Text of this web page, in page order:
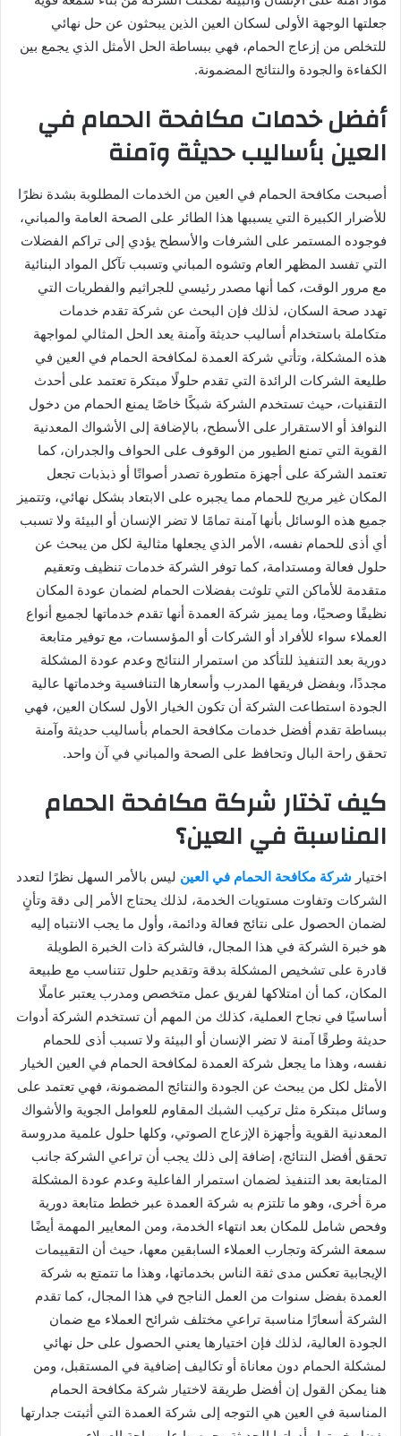
جعلتها الوجهة الأولى لسكان العين الذين يبحثون عن حل نهائي
للتخلص من إزعاج الحمام، فهي ببساطة الحل الأمثل الذي يجمع بين
الكفاءة والجودة والنتائج المضمونة.
أفضل خدمات مكافحة الحمام في
العين بأساليب حديثة وآمنة
أصبحت مكافحة الحمام في العين من الخدمات المطلوبة بشدة نظرًا
للأضرار الكبيرة التي يسببها هذا الطائر على الصحة العامة والمباني،
فوجوده المستمر على الشرفات والأسطح يؤدي إلى تراكم الفضلات
التي تفسد المظهر العام وتشوه المباني وتسبب تآكل المواد البنائية
مع مرور الوقت، كما أنها مصدر رئيسي للجراثيم والفطريات التي
تهدد صحة السكان، لذلك فإن البحث عن شركة تقدم خدمات
متكاملة باستخدام أساليب حديثة وآمنة يعد الحل المثالي لمواجهة
هذه المشكلة، وتأتي شركة العمدة لمكافحة الحمام في العين في
طليعة الشركات الرائدة التي تقدم حلولًا مبتكرة تعتمد على أحدث
التقنيات، حيث تستخدم الشركة شبكًا خاصًا يمنع الحمام من دخول
النوافذ أو الاستقرار على الأسطح، بالإضافة إلى الأشواك المعدنية
القوية التي تمنع الطيور من الوقوف على الحواف والجدران، كما
تعتمد الشركة على أجهزة متطورة تصدر أصواتًا أو ذبذبات تجعل
المكان غير مريح للحمام مما يجبره على الابتعاد بشكل نهائي، وتتميز
جميع هذه الوسائل بأنها آمنة تمامًا لا تضر الإنسان أو البيئة ولا تسبب
أي أذى للحمام نفسه، الأمر الذي يجعلها مثالية لكل من يبحث عن
حلول فعالة ومستدامة، كما توفر الشركة خدمات تنظيف وتعقيم
متقدمة للأماكن التي تلوثت بفضلات الحمام لضمان عودة المكان
نظيفًا وصحيًا، وما يميز شركة العمدة أنها تقدم خدماتها لجميع أنواع
العملاء سواء للأفراد أو الشركات أو المؤسسات، مع توفير متابعة
دورية بعد التنفيذ للتأكد من استمرار النتائج وعدم عودة المشكلة
مجددًا، وبفضل فريقها المدرب وأسعارها التنافسية وخدماتها عالية
الجودة استطاعت الشركة أن تكون الخيار الأول لسكان العين، فهي
ببساطة تقدم أفضل خدمات مكافحة الحمام بأساليب حديثة وآمنة
تحقق راحة البال وتحافظ على الصحة والمباني في آن واحد.
كيف تختار شركة مكافحة الحمام
المناسبة في العين؟
اختيار شركة مكافحة الحمام في العين ليس بالأمر السهل نظرًا لتعدد
الشركات وتفاوت مستويات الخدمة، لذلك يحتاج الأمر إلى دقة وتأنٍ
لضمان الحصول على نتائج فعالة ودائمة، وأول ما يجب الانتباه إليه
هو خبرة الشركة في هذا المجال، فالشركة ذات الخبرة الطويلة
قادرة على تشخيص المشكلة بدقة وتقديم حلول تتناسب مع طبيعة
المكان، كما أن امتلاكها لفريق عمل متخصص ومدرب يعتبر عاملًا
أساسيًا في نجاح العملية، كذلك من المهم أن تستخدم الشركة أدوات
حديثة وطرقًا آمنة لا تضر الإنسان أو البيئة ولا تسبب أذى للحمام
نفسه، وهذا ما يجعل شركة العمدة لمكافحة الحمام في العين الخيار
الأمثل لكل من يبحث عن الجودة والنتائج المضمونة، فهي تعتمد على
وسائل مبتكرة مثل تركيب الشبك المقاوم للعوامل الجوية والأشواك
المعدنية القوية وأجهزة الإزعاج الصوتي، وكلها حلول علمية مدروسة
تحقق أفضل النتائج، إضافة إلى ذلك يجب أن تراعي الشركة جانب
المتابعة بعد التنفيذ لضمان استمرار الفاعلية وعدم عودة المشكلة
مرة أخرى، وهو ما تلتزم به شركة العمدة عبر خطط متابعة دورية
وفحص شامل للمكان بعد انتهاء الخدمة، ومن المعايير المهمة أيضًا
سمعة الشركة وتجارب العملاء السابقين معها، حيث أن التقييمات
الإيجابية تعكس مدى ثقة الناس بخدماتها، وهذا ما تتمتع به شركة
العمدة بفضل سنوات من العمل الناجح في هذا المجال، كما تقدم
الشركة أسعارًا مناسبة تراعي مختلف شرائح العملاء مع ضمان
الجودة العالية، لذلك فإن اختيارها يعني الحصول على حل نهائي
لمشكلة الحمام دون معاناة أو تكاليف إضافية في المستقبل، ومن
هنا يمكن القول إن أفضل طريقة لاختيار شركة مكافحة الحمام
المناسبة في العين هي التوجه إلى شركة العمدة التي أثبتت جدارتها